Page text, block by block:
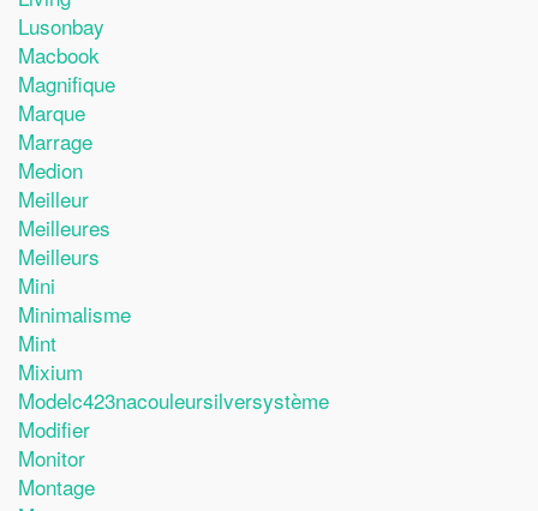
Lusonbay
Macbook
Magnifique
Marque
Marrage
Medion
Meilleur
Meilleures
Meilleurs
Mini
Minimalisme
Mint
Mixium
Modelc423nacouleursilversystème
Modifier
Monitor
Montage